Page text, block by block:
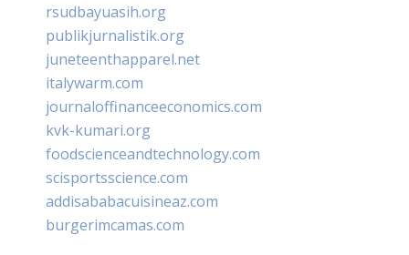
rsudbayuasih.org
publikjurnalistik.org
juneteenthapparel.net
italywarm.com
journaloffinanceeconomics.com
kvk-kumari.org
foodscienceandtechnology.com
scisportsscience.com
addisababacuisineaz.com
burgerimcamas.com